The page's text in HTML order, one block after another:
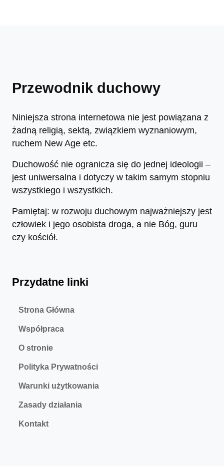
Przewodnik duchowy
Niniejsza strona internetowa nie jest powiązana z
żadną religią, sektą, związkiem wyznaniowym,
ruchem New Age etc.
Duchowość nie ogranicza się do jednej ideologii –
jest uniwersalna i dotyczy w takim samym stopniu
wszystkiego i wszystkich.
Pamiętaj: w rozwoju duchowym najważniejszy jest
człowiek i jego osobista droga, a nie Bóg, guru
czy kościół.
Przydatne linki
Strona Główna
Współpraca
O stronie
Polityka Prywatności
Warunki użytkowania
Zasady działania
Kontakt